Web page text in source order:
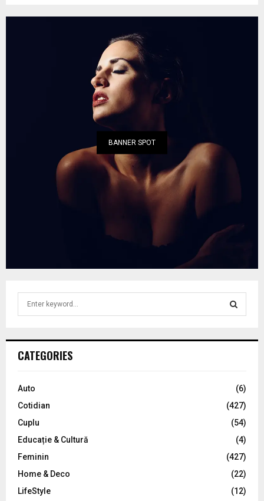
BANNER SPOT
h
o
:
C
CATEGORIES
Auto
(6)
Cotidian
(427)
Cuplu
(54)
Educație & Cultură
(4)
Feminin
(427)
Home & Deco
(22)
LifeStyle
(12)